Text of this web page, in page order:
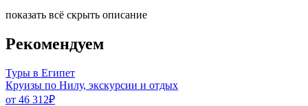
показать всё скрыть описание
Рекомендуем
Туры в Египет
Круизы по Нилу, экскурсии и отдых
от 46 312₽